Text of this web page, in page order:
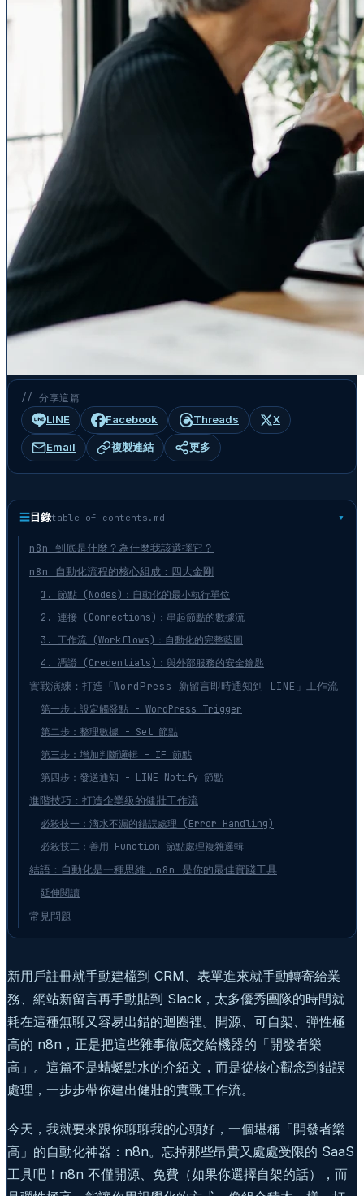
// 分享這篇
LINE Facebook Threads X
Email 複製連結 更多
☰目錄table-of-contents.md
n8n 到底是什麼？為什麼我該選擇它？
n8n 自動化流程的核心組成：四大金剛
1. 節點 (Nodes)：自動化的最小執行單位
2. 連接 (Connections)：串起節點的數據流
3. 工作流 (Workflows)：自動化的完整藍圖
4. 憑證 (Credentials)：與外部服務的安全鑰匙
實戰演練：打造「WordPress 新留言即時通知到 LINE」工作流
第一步：設定觸發點 - WordPress Trigger
第二步：整理數據 - Set 節點
第三步：增加判斷邏輯 - IF 節點
第四步：發送通知 - LINE Notify 節點
進階技巧：打造企業級的健壯工作流
必殺技一：滴水不漏的錯誤處理 (Error Handling)
必殺技二：善用 Function 節點處理複雜邏輯
結語：自動化是一種思維，n8n 是你的最佳實踐工具
延伸閱讀
常見問題
新用戶註冊就手動建檔到 CRM、表單進來就手動轉寄給業
務、網站新留言再手動貼到 Slack，太多優秀團隊的時間就
耗在這種無聊又容易出錯的迴圈裡。開源、可自架、彈性極
高的 n8n，正是把這些雜事徹底交給機器的「開發者樂
高」。這篇不是蜻蜓點水的介紹文，而是從核心觀念到錯誤
處理，一步步帶你建出健壯的實戰工作流。
今天，我就要來跟你聊聊我的心頭好，一個堪稱「開發者樂
高」的自動化神器：n8n。忘掉那些昂貴又處處受限的 SaaS
工具吧！n8n 不僅開源、免費（如果你選擇自架的話），而